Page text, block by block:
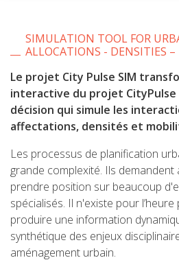
SIMULATION TOOL FOR
ALLOCATIONS - DENSITIES
Le projet City Pulse SIM
interactive du projet CityPulse
décision qui simule les
affectations, densités et
Les processus de planification
grande complexité. Ils demandent
prendre position sur beaucoup
spécialisés. Il n'existe pour
produire une information
synthétique des enjeux
aménagement urbain.